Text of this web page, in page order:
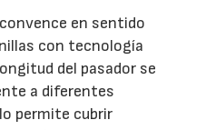
en sentido
con tecnología
del pasador se
a diferentes
permite cubrir